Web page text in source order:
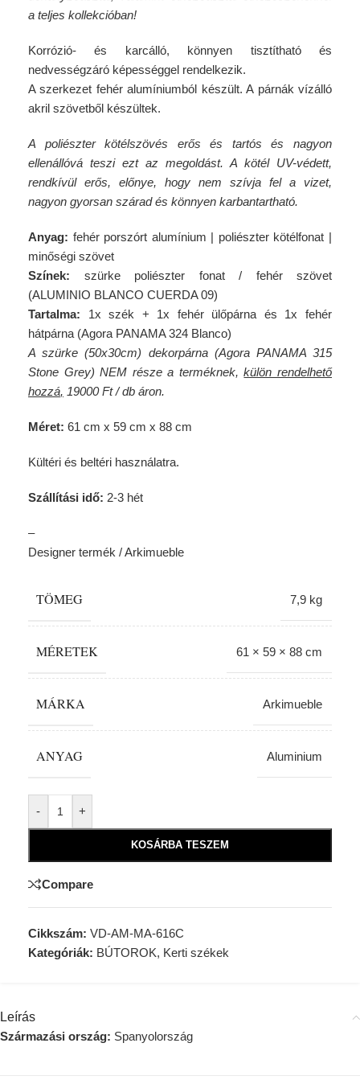
a teljes kollekcióban!
Korrózió- és karcálló, könnyen tisztítható és
nedvességzáró képességgel rendelkezik.
A szerkezet fehér alumíniumból készült. A párnák vízálló
akril szövetből készültek.
A poliészter kötélszövés erős és tartós és nagyon
ellenállóvá teszi ezt az megoldást. A kötél UV-védett,
rendkívül erős, előnye, hogy nem szívja fel a vizet,
nagyon gyorsan szárad és könnyen karbantartható.
Anyag: fehér porszórt alumínium | poliészter kötélfonat |
minőségi szövet
Színek: szürke poliészter fonat / fehér szövet
(ALUMINIO BLANCO CUERDA 09)
Tartalma: 1x szék + 1x fehér ülőpárna és 1x fehér
hátpárna (Agora PANAMA 324 Blanco)
A szürke (50x30cm) dekorpárna (Agora PANAMA 315
Stone Grey) NEM része a terméknek,külön rendelhető
hozzá, 19000 Ft / db áron.
Méret: 61 cm x 59 cm x 88 cm
Kültéri és beltéri használatra.
Szállítási idő: 2-3 hét
–
Designer termék / Arkimueble
TÖMEG 7,9 kg
MÉRETEK 61 × 59 × 88 cm
MÁRKA Arkimueble
ANYAG Aluminium
- +
KOSÁRBA TESZEM
Compare
Cikkszám: VD-AM-MA-616C
Kategóriák: BÚTOROK, Kerti székek
Leírás
Származási ország: Spanyolország